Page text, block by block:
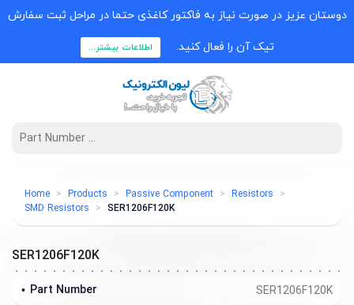
دوستان عزیز در صورت نیاز به فاکتور کاغذی حتما در مراحل ثبت سفارش
تیک آن را فعال کنید. اطلاعات بیشتر...
Home Products Passive Component
Resistors
SMD Resistors
SER1206F120K
SER1206F120K
SER1206F120K
Part Number